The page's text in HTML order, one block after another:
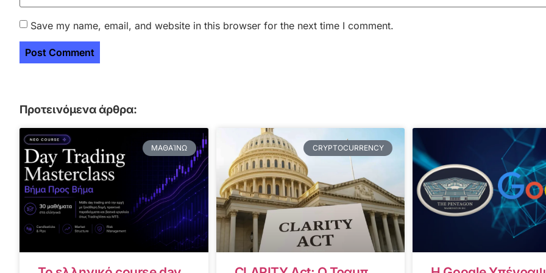
Save my name, email, and website in this browser for the next time I comment.
Προτεινόμενα άρθρα:
ΜΑΘΑΊΝΩ CRYPTOCURRENCY